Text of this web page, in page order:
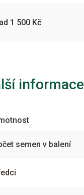
1 500 Kč
informace
semen v balení